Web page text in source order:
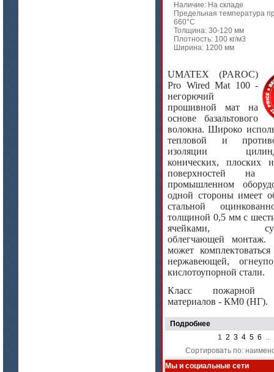
Наличие: На складе
Предельная температура
660°C
Толщина: 30-120 мм
Плотность: 100 кг/м3
Ширина: 1200 мм
UMATEX (PAROC)
Pro Wired Mat 100 -
негорючий
прошивной мат на
основе базальтового
волокна. Широко
тепловой и
изоляции
конических, плоских
поверхностей на
промышленном
одной стороны имеет
стальной
толщиной 0,5 мм с
ячейками,
облегчающей монтаж.
может
нержавеющей,
кислотоупорной стали.
Класс пожарной
материалов - КМ0 (НГ).
Подробнее
1 2 3 4 5 6
Сортировать по:
Мы и социальные сети